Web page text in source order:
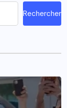
Rechercher